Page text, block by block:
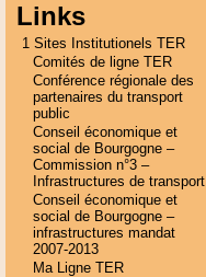
Links
1 Sites Institutionels TER
Comités de ligne TER
Conférence régionale des
partenaires du transport
public
Conseil économique et
social de Bourgogne –
Commission n°3 –
Infrastructures de transport
Conseil économique et
social de Bourgogne –
infrastructures mandat
2007-2013
Ma Ligne TER